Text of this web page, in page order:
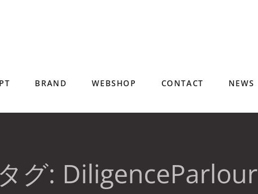
BRAND WEBSHOP CONTACT NEWS
タグ: DiligenceParlour